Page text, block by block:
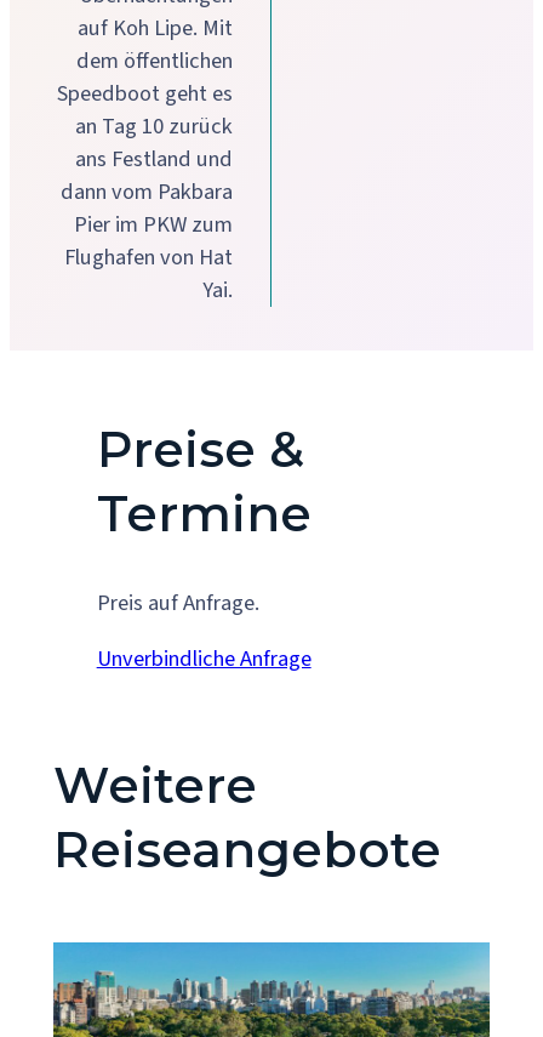
auf Koh Lipe. Mit
dem öffentlichen
Speedboot geht es
an Tag 10 zurück
ans Festland und
dann vom Pakbara
Pier im PKW zum
Flughafen von Hat
Yai.
Preise &
Termine
Preis auf Anfrage.
Unverbindliche Anfrage
Weitere
Reiseangebote